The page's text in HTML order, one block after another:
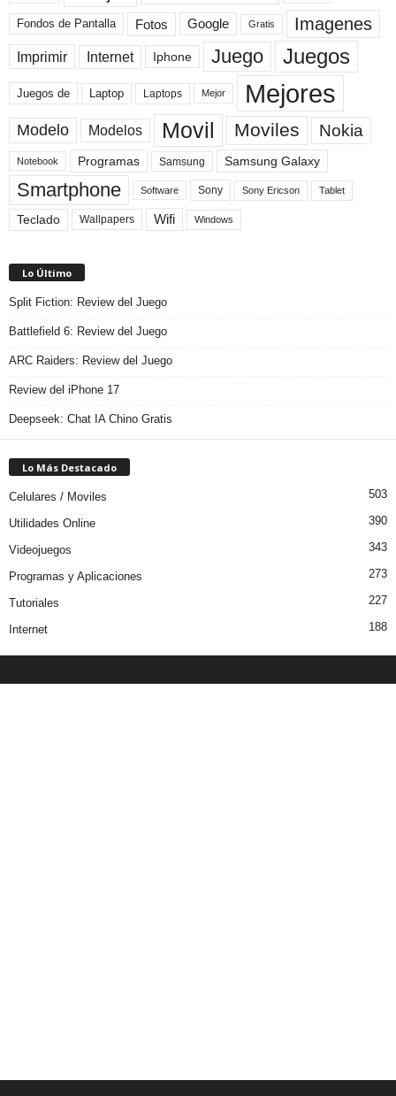
Fondos de Pantalla Fotos Google Gratis Imagenes
Imprimir Internet Iphone Juego Juegos
Juegos de Laptop Laptops Mejor Mejores
Modelo Modelos Movil Moviles Nokia
Notebook Programas Samsung Samsung Galaxy
Smartphone Software Sony Sony Ericson Tablet
Teclado Wallpapers Wifi Windows
Lo Último
Split Fiction: Review del Juego
Battlefield 6: Review del Juego
ARC Raiders: Review del Juego
Review del iPhone 17
Deepseek: Chat IA Chino Gratis
Lo Más Destacado
Celulares / Moviles 503
Utilidades Online 390
Videojuegos 343
Programas y Aplicaciones 273
Tutoriales 227
Internet 188